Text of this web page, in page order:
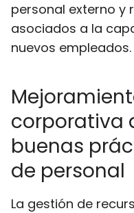
personal externo y
asociados a la
nuevos empleados.
corporativa
buenas
de personal
La gestión de